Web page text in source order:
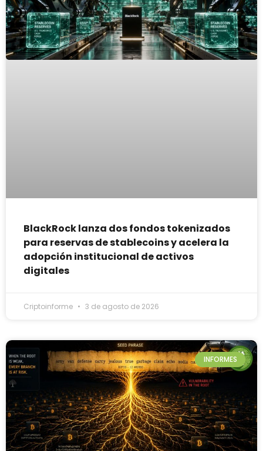
BlackRock lanza dos fondos tokenizados
para reservas de stablecoins y acelera la
adopción institucional de activos
digitales
Criptoinforme 3 de agosto de 2026
INFORMES